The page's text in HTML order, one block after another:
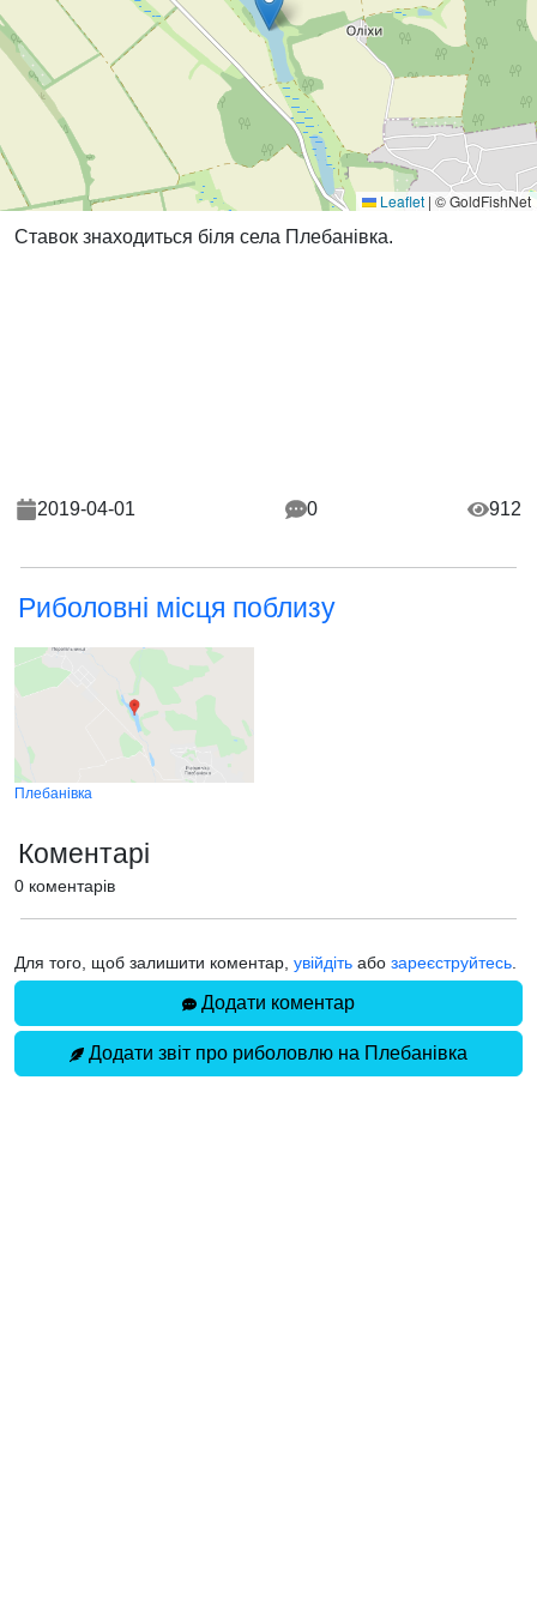
Leaflet | © GoldFishNet
Ставок знаходиться біля села Плебанівка.
2019-04-01 0 912
Риболовні місця поблизу
Плебанівка
Коментарі
0 коментарів
Для того, щоб залишити коментар, увійдіть або зареєструйтесь
Додати коментар
Додати звіт про риболовлю на Плебанівка